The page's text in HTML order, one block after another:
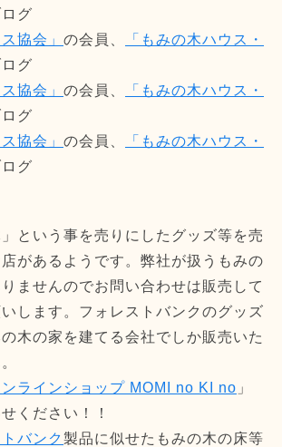
グ
協会」 の会員、
「もみの木ハウス・
グ
協会」 の会員、
「もみの木ハウス・
グ
協会」 の会員、
「もみの木ハウス・
グ
という事を売りにしたグッズ等を売
があるようです。弊社が扱うもみの
ませんのでお問い合わせは販売して
します。フォレストバンクのグッズ
木の家を建てる会社でしか販売いた
ンラインショップ MOMI no KI no 」
ください！！
バンク製品に似せたもみの木の床等